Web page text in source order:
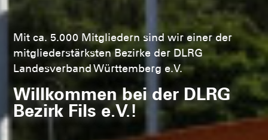
Mit ca. 5.000 Mitgliedern sind wir einer der
mitgliederstärksten Bezirke der DLRG
Landesverband Württemberg e.V.
Willkommen bei der DLRG
Bezirk Fils e.V.!